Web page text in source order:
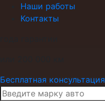
Наши работы
Контакты
Бесплатная консультация